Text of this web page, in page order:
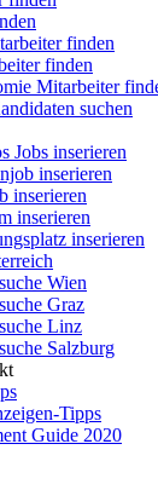
finden
finden
Mitarbeiter
suchen
Jobs inserieren
inserieren
inserieren
inserieren
inserieren
Wien
Graz
Linz
Salzburg
Tipps
Guide 2020